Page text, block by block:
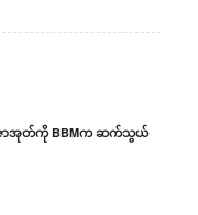
ဇာအုတ်ကို BBMက ဆက်သွယ်